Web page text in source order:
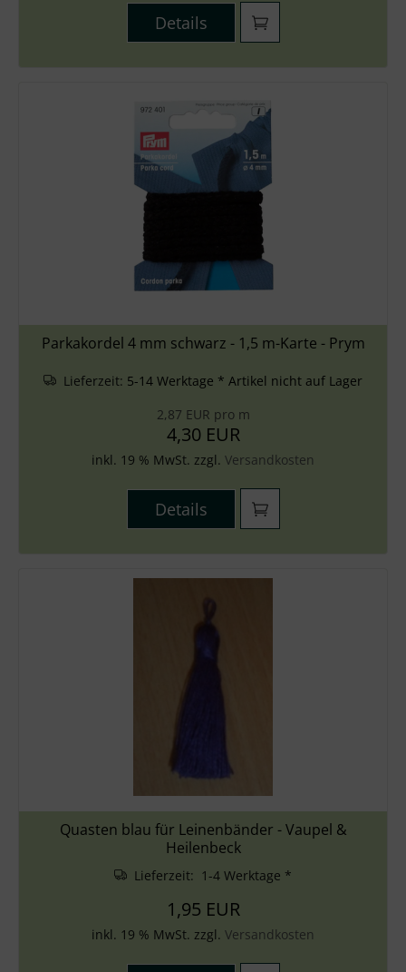
Details
Parkakordel 4 mm schwarz - 1,5 m-Karte - Prym
Lieferzeit: 5-14 Werktage * Artikel nicht auf Lager
2,87 EUR pro m
4,30 EUR
inkl. 19 % MwSt. zzgl. Versandkosten
Details
Quasten blau für Leinenbänder - Vaupel &
Heilenbeck
Lieferzeit: 1-4 Werktage *
1,95 EUR
inkl. 19 % MwSt. zzgl. Versandkosten